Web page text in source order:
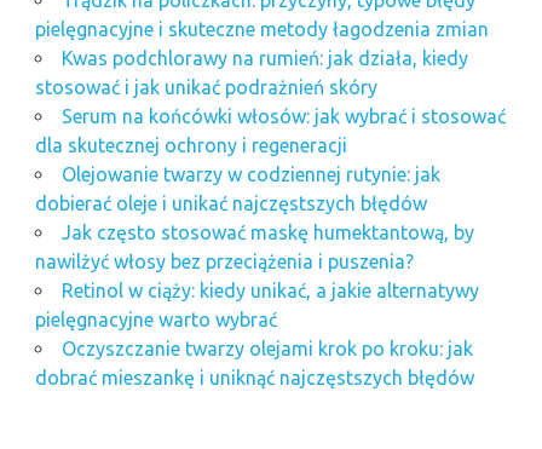
pielęgnacyjne i skuteczne metody łagodzenia zmian
Kwas podchlorawy na rumień: jak działa, kiedy
stosować i jak unikać podrażnień skóry
Serum na końcówki włosów: jak wybrać i stosować
dla skutecznej ochrony i regeneracji
Olejowanie twarzy w codziennej rutynie: jak
dobierać oleje i unikać najczęstszych błędów
Jak często stosować maskę humektantową, by
nawilżyć włosy bez przeciążenia i puszenia?
Retinol w ciąży: kiedy unikać, a jakie alternatywy
pielęgnacyjne warto wybrać
Oczyszczanie twarzy olejami krok po kroku: jak
dobrać mieszankę i uniknąć najczęstszych błędów